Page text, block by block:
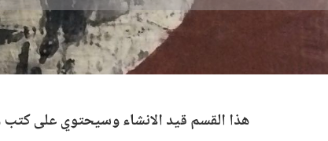
هذا القسم قيد الانشاء وسيحتوي على كتب